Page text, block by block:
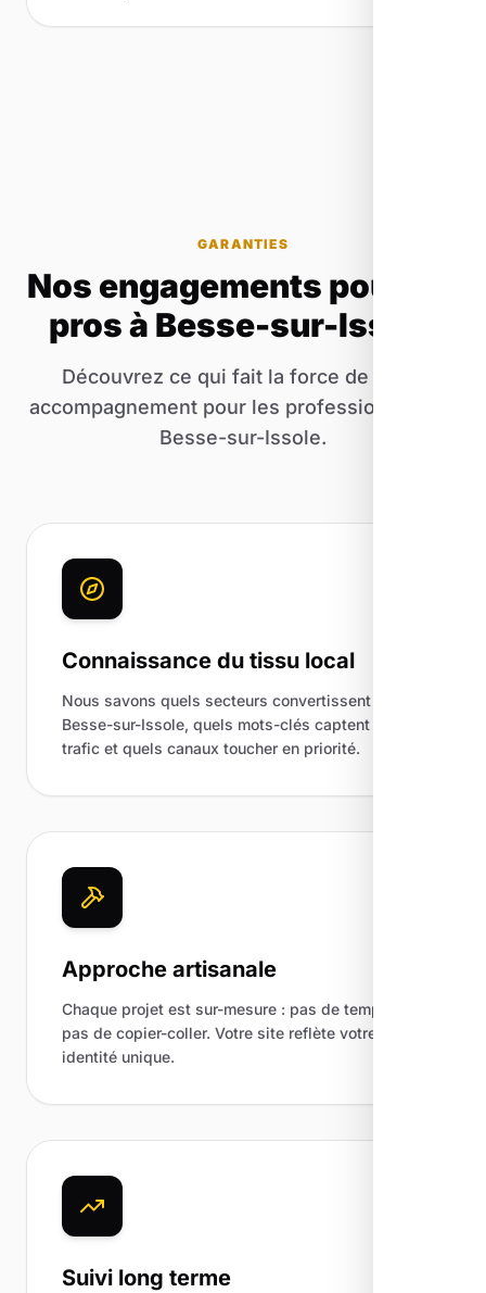
GARANTIES
Nos engagements pour les
pros à Besse-sur-Issole
Découvrez ce qui fait la force de notre
accompagnement pour les professionnels de
Besse-sur-Issole.
Connaissance du tissu local
Nous savons quels secteurs convertissent à
Besse-sur-Issole, quels mots-clés captent du
trafic et quels canaux toucher en priorité.
Approche artisanale
Chaque projet est sur-mesure : pas de template,
pas de copier-coller. Votre site reflète votre
identité unique.
Suivi long terme